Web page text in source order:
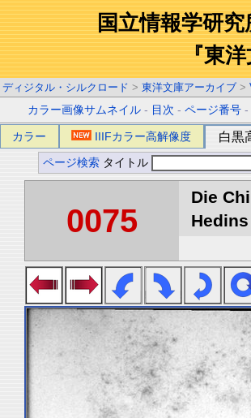
国立情報学研
『東
ディジタル・シルクロード > 東洋文庫アーカイブ >
カラー画像サムネイル - 目次 -ページ番号
カラー IIIFカラー高解像度 白黒
ページ検索 タイトル
0075
Die